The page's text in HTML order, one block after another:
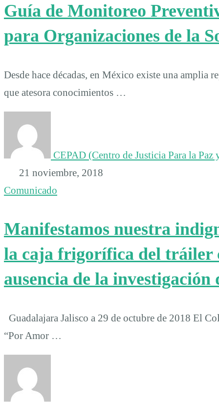
Guía de Monitoreo
para Organizaciones de la
Desde hace décadas, en México existe una amplia
que atesora conocimientos …
CEPAD (Centro de Justicia Para la Paz
21 noviembre, 2018
Comunicado
Manifestamos nuestra
la caja frigorífica del tráiler
ausencia de la investigación
Guadalajara Jalisco a 29 de octubre de 2018 El
“Por Amor …